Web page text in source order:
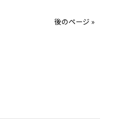
後のページ »